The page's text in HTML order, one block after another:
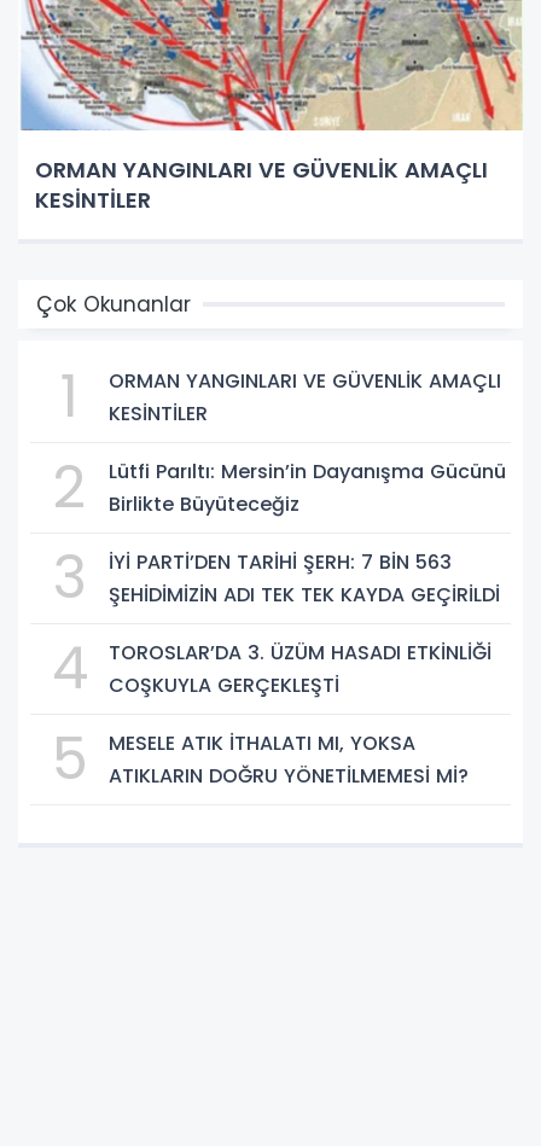
ORMAN YANGINLARI VE GÜVENLİK AMAÇLI
KESİNTİLER
Çok Okunanlar
1
ORMAN YANGINLARI VE GÜVENLİK AMAÇLI
KESİNTİLER
2
Lütfi Parıltı: Mersin’in Dayanışma Gücünü
Birlikte Büyüteceğiz
3
İYİ PARTİ’DEN TARİHİ ŞERH: 7 BİN 563
ŞEHİDİMİZİN ADI TEK TEK KAYDA GEÇİRİLDİ
4
TOROSLAR’DA 3. ÜZÜM HASADI ETKİNLİĞİ
COŞKUYLA GERÇEKLEŞTİ
5
MESELE ATIK İTHALATI MI, YOKSA
ATIKLARIN DOĞRU YÖNETİLMEMESİ Mİ?